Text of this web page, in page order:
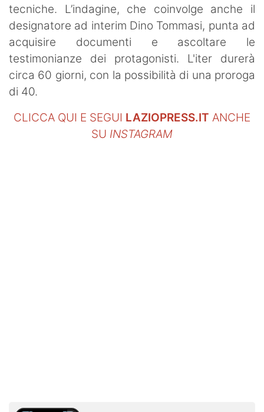
tecniche. L’indagine, che coinvolge anche il
designatore ad interim Dino Tommasi, punta ad
acquisire documenti e ascoltare le
testimonianze dei protagonisti. L'iter durerà
circa 60 giorni, con la possibilità di una proroga
di 40.
CLICCA QUI E SEGUI LAZIOPRESS.IT ANCHE
SU INSTAGRAM